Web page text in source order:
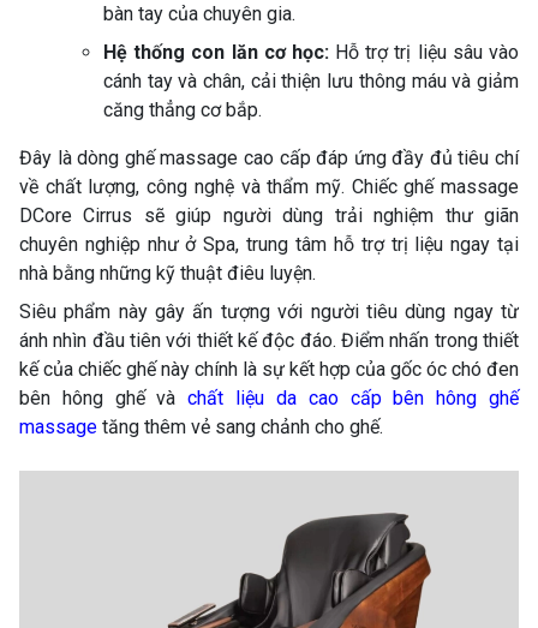
bàn tay của chuyên gia.
Hệ thống con lăn cơ học:Hỗ trợ trị liệu sâu vào
cánh tay và chân, cải thiện lưu thông máu và giảm
căng thẳng cơ bắp.
Đây là dòng ghế massage cao cấp đáp ứng đầy đủ tiêu chí
về chất lượng, công nghệ và thẩm mỹ. Chiếc ghế massage
DCore Cirrus sẽ giúp người dùng trải nghiệm thư giãn
chuyên nghiệp như ở Spa, trung tâm hỗ trợ trị liệu ngay tại
nhà bằng những kỹ thuật điêu luyện.
Siêu phẩm này gây ấn tượng với người tiêu dùng ngay từ
ánh nhìn đầu tiên với thiết kế độc đáo. Điểm nhấn trong thiết
kế của chiếc ghế này chính là sự kết hợp của gốc óc chó đen
bên hông ghế vàchất liệu da cao cấp bên hông ghế
massage tăng thêm vẻ sang chảnh cho ghế.